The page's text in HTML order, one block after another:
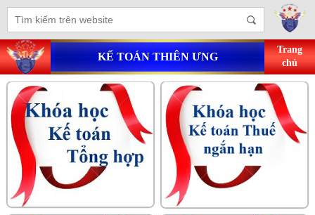
KẾ TOÁN THIÊN ƯNG
Trang
chủ